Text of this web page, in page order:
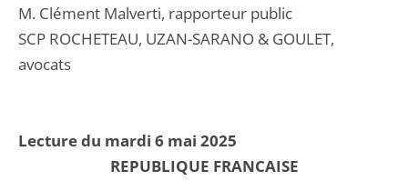
M. Clément Malverti, rapporteur public
SCP ROCHETEAU, UZAN-SARANO & GOULET,
avocats
Lecture du mardi 6 mai 2025
REPUBLIQUE FRANCAISE